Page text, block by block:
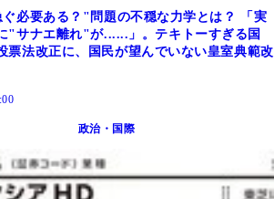
必要ある？"問題の不穏な力学とは？ 「実
"サナエ離れ"が......」。テキトーすぎる国
票法改正に、国民が望んでいない皇室典範改
政治・国際